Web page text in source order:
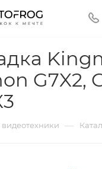
G7X2,
—